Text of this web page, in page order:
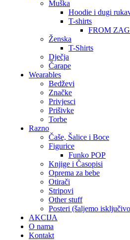
Muška
Hoodie i dugi
T-shirts
FROM
Ženska
T-Shirts
Dječja
Čarape
Wearables
Bedževi
Značke
Privjesci
Prišivke
Torbe
Razno
Čaše, Šalice i Boce
Figurice
Funko POP
Knjige i Časopisi
Oprema za bebe
Otirači
Stripovi
Other stuff
Posteri (šaljemo
AKCIJA
O nama
Kontakt